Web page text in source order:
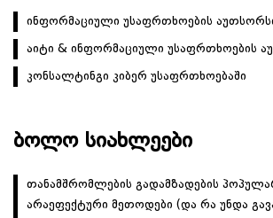
ინფორმაციული უსაფრთხოების
აიტი & ინფორმაციული უსაფრთხოების
კონსალტინგი კიბერ უსაფრთხოებაში
ᲑᲝᲚᲝ ᲡᲘᲐᲮᲚᲔᲔᲑᲘ
თანამშრომლების გადამზადების
არაეფექტური მეთოდები (და რა უნდა